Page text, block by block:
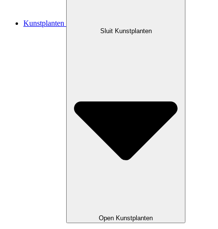
Kunstplanten
Sluit Kunstplanten
Open Kunstplanten